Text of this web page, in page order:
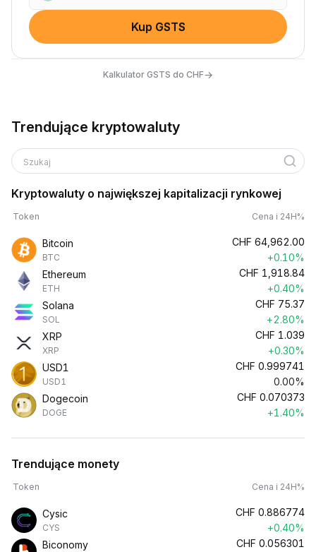
Kup GSTS
Kalkulator GSTS do CHF→
Trendujące kryptowaluty
Szukaj
Kryptowaluty o największej kapitalizacji rynkowej
Token Cena i 24H%
Bitcoin
BTC
CHF 64,962.00
+0.10%
Ethereum
ETH
CHF 1,918.84
+0.40%
Solana
SOL
CHF 75.37
+2.80%
XRP
XRP
CHF 1.039
+0.30%
USD1
USD1
CHF 0.999741
0.00%
Dogecoin
DOGE
CHF 0.070373
+1.40%
Trendujące monety
Token Cena i 24H%
Cysic
CYS
CHF 0.886774
+0.40%
Biconomy
CHF 0.056301